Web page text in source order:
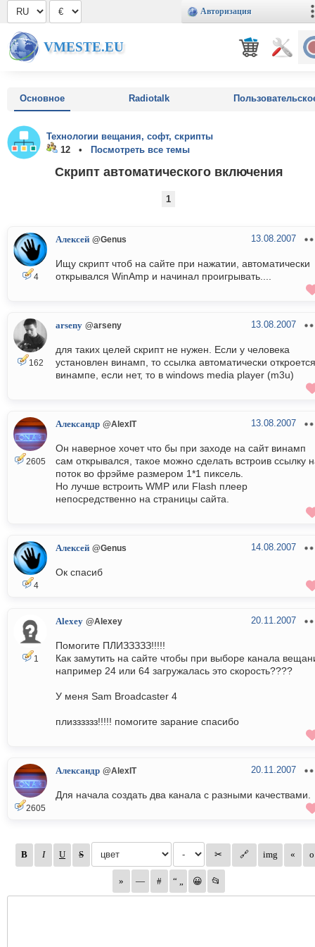
Авторизация
VMESTE.EU
Основное Radiotalk
Технологии вещания, софт, скрипты
12 •
Посмотреть все темы
Скрипт автоматического включения
1
4
Алексей @Genus 13.08.2007
Ищу скрипт чтоб на сайте при нажатии, автоматически
открывался WinAmp и начинал проигрывать....
162
arseny @arseny 13.08.2007
для таких целей скрипт не нужен. Если у человека
установлен винамп, то ссылка автоматически
винампе, если нет, то в windows media player (m3u)
2605
Александр @AlexIT 13.08.2007
Он наверное хочет что бы при заходе на сайт винамп
сам открывался, такое можно сделать встроив ссылку
поток во фрэйме размером 1*1 пиксель.
Но лучше встроить WMP или Flash плеер
непосредственно на страницы сайта.
4
Алексей @Genus 14.08.2007
Ок спасиб
1
Alexey @Alexey 20.11.2007
Помогите ПЛИЗЗЗЗЗ!!!!!
Как замутить на сайте чтобы при выборе канала
например 24 или 64 загружалась это скорость????
У меня Sam Broadcaster 4
плизззззз!!!!! помогите зарание спасибо
2605
Александр @AlexIT 20.11.2007
Для начала создать два канала с разными качествами.